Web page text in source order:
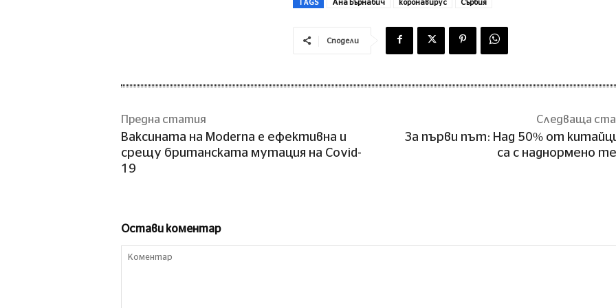
TAGS Ана Бърнабич коронавирус Сърбия
Сподели
Предна статия
Ваксината на Moderna e ефективна и
срещу британската мутация на Covid-
19
Следваща
За първи път: Над 50% от
са с наднормено
Остави коментар